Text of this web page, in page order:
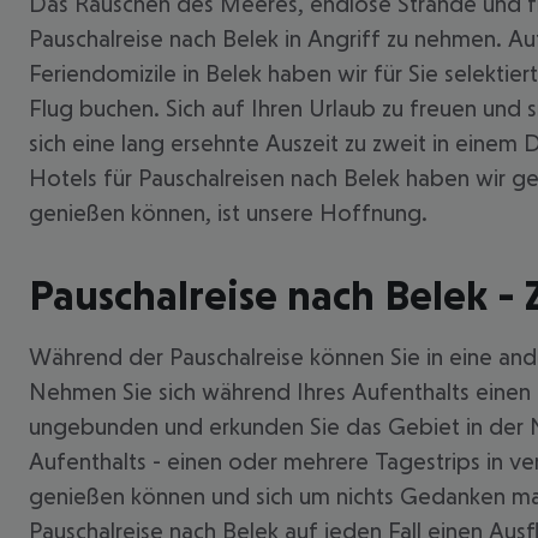
Pauschalreise nach Belek in Angriff zu nehmen.
Feriendomizile in Belek haben wir für Sie
Flug buchen. Sich auf Ihren Urlaub zu freuen und
sich eine lang ersehnte Auszeit zu zweit in
Hotels für Pauschalreisen nach Belek haben wir
genießen können, ist unsere Hoffnung.
Pauschalreise nach Belek -
Während der Pauschalreise können Sie in eine
Nehmen Sie sich während Ihres Aufenthalts
ungebunden und erkunden Sie das Gebiet in der
Aufenthalts - einen oder mehrere Tagestrips in
genießen können und sich um nichts Gedanken
Pauschalreise nach Belek auf jeden Fall einen